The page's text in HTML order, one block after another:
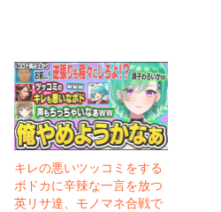
キレの悪いツッコミをする
ボドカに辛辣な一言を放つ
英リサ達、モノマネ合戦で